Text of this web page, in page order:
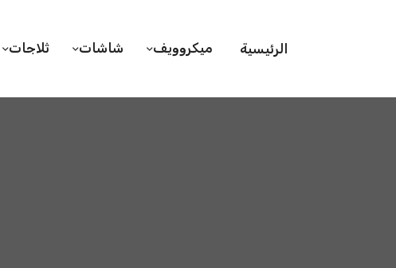
الرئيسية ميكروويف شاشات ثلاجات